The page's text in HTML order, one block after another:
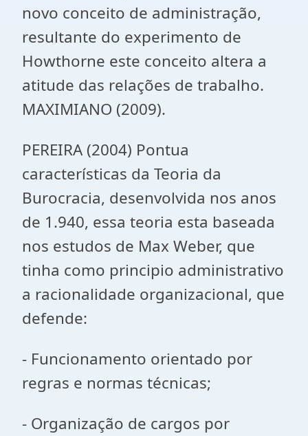
novo conceito de administração,
resultante do experimento de
Howthorne este conceito altera a
atitude das relações de trabalho.
MAXIMIANO (2009).
PEREIRA (2004) Pontua
características da Teoria da
Burocracia, desenvolvida nos anos
de 1.940, essa teoria esta baseada
nos estudos de Max Weber, que
tinha como principio administrativo
a racionalidade organizacional, que
defende:
- Funcionamento orientado por
regras e normas técnicas;
- Organização de cargos por